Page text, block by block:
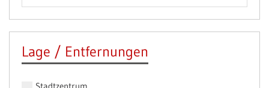
Lage / Entfernungen